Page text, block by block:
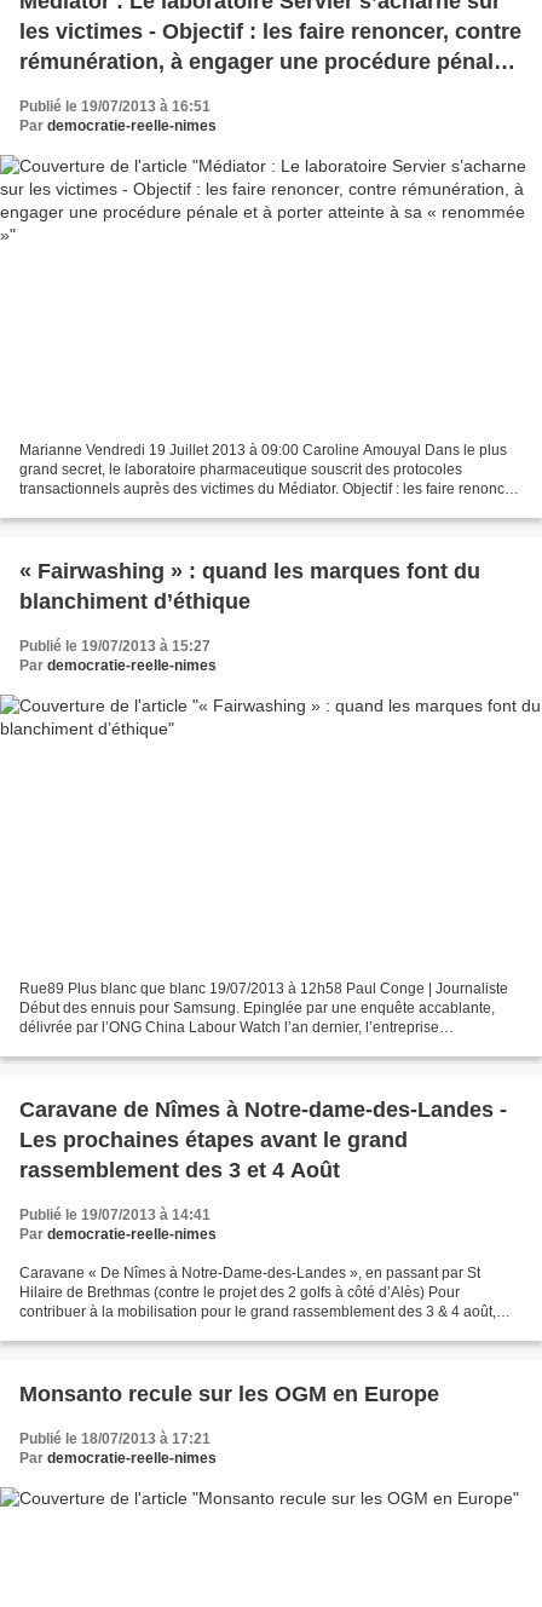
les victimes - Objectif : les faire renoncer, contre
rémunération, à engager une procédure pénale
et à porter atteinte à sa « renommée »
Publié le 19/07/2013 à 16:51
Par democratie-reelle-nimes
Marianne Vendredi 19 Juillet 2013 à 09:00 Caroline Amouyal Dans le plus
grand secret, le laboratoire pharmaceutique souscrit des protocoles
transactionnels auprès des victimes du Médiator. Objectif : les faire renoncer,
« Fairwashing » : quand les marques font du
blanchiment d’éthique
Publié le 19/07/2013 à 15:27
Par democratie-reelle-nimes
Rue89 Plus blanc que blanc 19/07/2013 à 12h58 Paul Conge | Journaliste
Début des ennuis pour Samsung. Epinglée par une enquête accablante,
délivrée par l’ONG China Labour Watch l’an dernier, l’entreprise
Caravane de Nîmes à Notre-dame-des-Landes -
Les prochaines étapes avant le grand
rassemblement des 3 et 4 Août
Publié le 19/07/2013 à 14:41
Par democratie-reelle-nimes
Caravane « De Nîmes à Notre-Dame-des-Landes », en passant par St
Hilaire de Brethmas (contre le projet des 2 golfs à côté d’Alès) Pour
contribuer à la mobilisation pour le grand rassemblement des 3 & 4 août,
Monsanto recule sur les OGM en Europe
Publié le 18/07/2013 à 17:21
Par democratie-reelle-nimes